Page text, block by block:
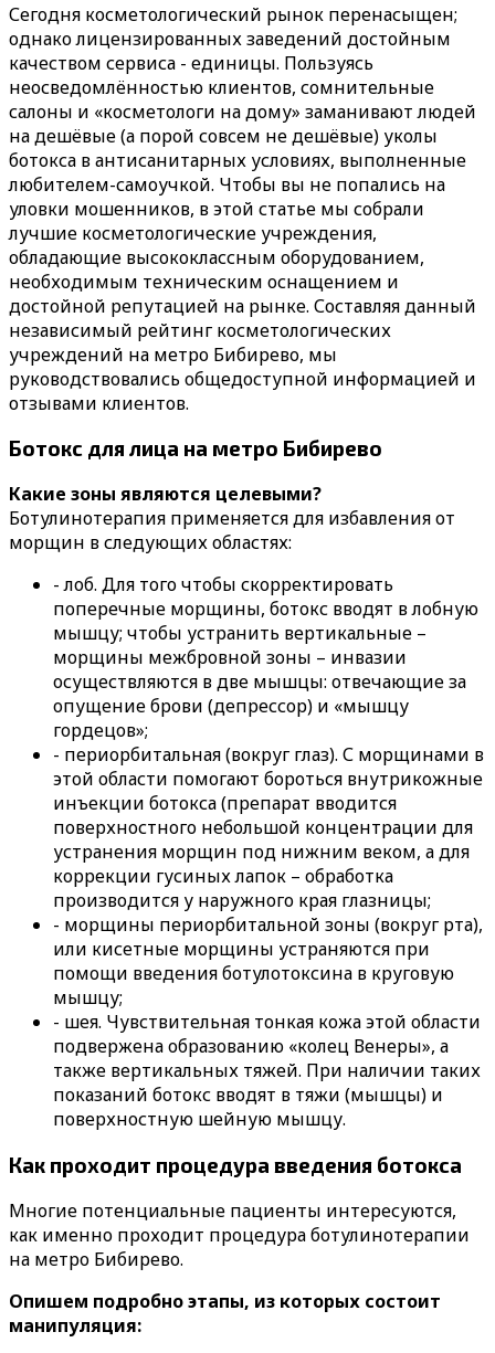
Сегодня косметологический рынок перенасыщен;
однако лицензированных заведений достойным
качеством сервиса - единицы. Пользуясь
неосведомлённостью клиентов, сомнительные
салоны и «косметологи на дому» заманивают людей
на дешёвые (а порой совсем не дешёвые) уколы
ботокса в антисанитарных условиях, выполненные
любителем-самоучкой. Чтобы вы не попались на
уловки мошенников, в этой статье мы собрали
лучшие косметологические учреждения,
обладающие высококлассным оборудованием,
необходимым техническим оснащением и
достойной репутацией на рынке. Составляя данный
независимый рейтинг косметологических
учреждений на метро Бибирево, мы
руководствовались общедоступной информацией и
отзывами клиентов.
Ботокс для лица на метро Бибирево
Какие зоны являются целевыми?
Ботулинотерапия применяется для избавления от
морщин в следующих областях:
- лоб. Для того чтобы скорректировать
поперечные морщины, ботокс вводят в лобную
мышцу; чтобы устранить вертикальные –
морщины межбровной зоны – инвазии
осуществляются в две мышцы: отвечающие за
опущение брови (депрессор) и «мышцу
гордецов»;
- периорбитальная (вокруг глаз). С морщинами в
этой области помогают бороться внутрикожные
инъекции ботокса (препарат вводится
поверхностного небольшой концентрации для
устранения морщин под нижним веком, а для
коррекции гусиных лапок – обработка
производится у наружного края глазницы;
- морщины периорбитальной зоны (вокруг рта),
или кисетные морщины устраняются при
помощи введения ботулотоксина в круговую
мышцу;
- шея. Чувствительная тонкая кожа этой области
подвержена образованию «колец Венеры», а
также вертикальных тяжей. При наличии таких
показаний ботокс вводят в тяжи (мышцы) и
поверхностную шейную мышцу.
Как проходит процедура введения ботокса
Многие потенциальные пациенты интересуются,
как именно проходит процедура ботулинотерапии
на метро Бибирево.
Опишем подробно этапы, из которых состоит
манипуляция: